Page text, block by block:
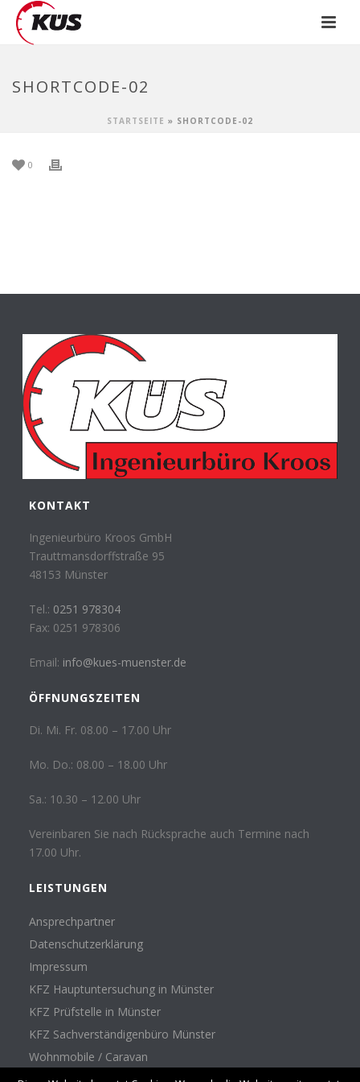
SHORTCODE-02
STARTSEITE » SHORTCODE-02
0
KONTAKT
Ingenieurbüro Kroos GmbH
Trauttmansdorffstraße 95
48153 Münster
Tel.: 0251 978304
Fax: 0251 978306
Email: info@kues-muenster.de
ÖFFNUNGSZEITEN
Di. Mi. Fr. 08.00 – 17.00 Uhr
Mo. Do.: 08.00 – 18.00 Uhr
Sa.: 10.30 – 12.00 Uhr
Vereinbaren Sie nach Rücksprache auch Termine nach
17.00 Uhr.
LEISTUNGEN
Ansprechpartner
Datenschutzerklärung
Impressum
KFZ Hauptuntersuchung in Münster
KFZ Prüfstelle in Münster
KFZ Sachverständigenbüro Münster
Wohnmobile / Caravan